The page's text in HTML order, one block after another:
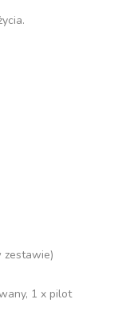
zestawie)
1 x pilot